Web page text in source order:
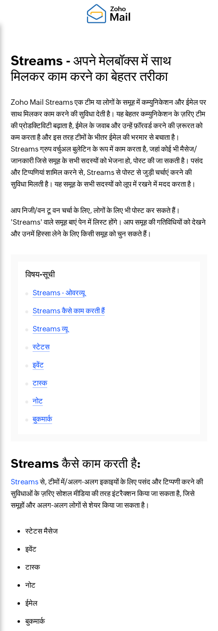
Streams - अपने मेलबॉक्स में साथ
मिलकर काम करने का बेहतर तरीका
Zoho Mail Streams एक टीम या लोगों के समूह में कम्युनिकेशन और ईमेल पर
साथ मिलकर काम करने की सुविधा देती है। यह बेहतर कम्युनिकेशन के ज़रिए टीम
की प्रोडक्टिविटी बढ़ाता है, ईमेल के जवाब और उन्हें फ़ॉरवर्ड करने की ज़रूरत को
कम करता है और इस तरह टीमों के भीतर ईमेल की भरमार से बचाता है।
Streams ग्रुप वर्चुअल बुलेटिन के रूप में काम करता है, जहां कोई भी मैसेज/
जानकारी जिसे समूह के सभी सदस्यों को भेजना हो, पोस्ट की जा सकती है। पसंद
और टिप्पणियां शामिल करने से, Streams से पोस्ट से जुड़ी चर्चाएं करने की
सुविधा मिलती है। यह समूह के सभी सदस्यों को लूप में रखने में मदद करता है।
आप निजी/वन टू वन चर्चा के लिए, लोगों के लिए भी पोस्ट कर सकते हैं।
'Streams' वाले समूह बाएं पेन में लिस्ट होंगे। आप समूह की गतिविधियों को देखने
और उनमें हिस्सा लेने के लिए किसी समूह को चुन सकते हैं।
विषय-सूची
Streams - ओवरव्यू
Streams कैसे काम करती हैं
Streams व्यू
स्टेटस
इवेंट
टास्क
नोट
बुकमार्क
Streams कैसे काम करती है:
Streamsसे, टीमों में/अलग-अलग इकाइयों के लिए पसंद और टिप्पणी करने की
सुविधाओं के ज़रिए सोशल मीडिया की तरह इंटरैक्शन किया जा सकता है, जिसे
समूहों और अलग-अलग लोगों से शेयर किया जा सकता है।
स्टेटस मैसेज
इवेंट
टास्क
नोट
ईमेल
बुकमार्क